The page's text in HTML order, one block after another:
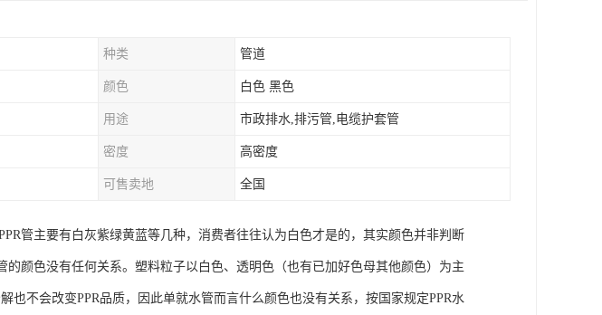
种类 管道
颜色 白色 黑色
用途 市政排水,排污管,电缆护套管
密度 高密度
可售卖地 全国
管主要有白灰紫绿黄蓝等几种，消费者往往认为白色才是的，其实颜色并非判断
的颜色没有任何关系。塑料粒子以白色、透明色（也有已加好色母其他颜色）为主
也不会改变PPR品质，因此单就水管而言什么颜色也没有关系，按国家规定PPR水